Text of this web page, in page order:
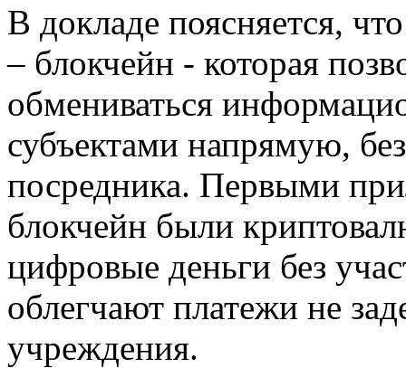
В докладе поясняется,
– блокчейн - которая
обмениваться
субъектами напрямую,
посредника. Первыми
блокчейн были
цифровые деньги без
облегчают платежи не
учреждения.